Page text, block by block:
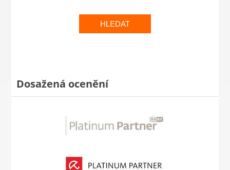
HLEDAT
Dosažená ocenění